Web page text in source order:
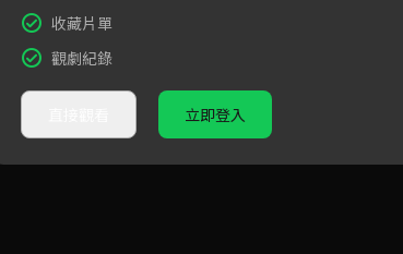
收藏片單
觀劇紀錄
立即登入